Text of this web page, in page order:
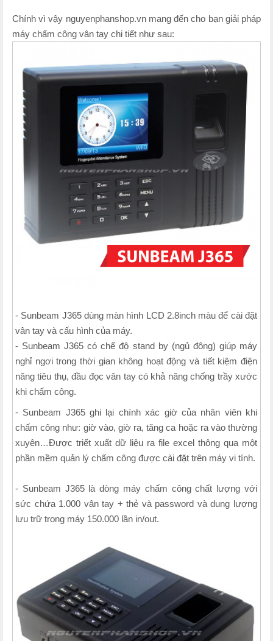
Chính vì vậy nguyenphanshop.vn mang đến cho bạn giải pháp
máy chấm công vân tay chi tiết như sau:
- Sunbeam J365 dùng màn hình LCD 2.8inch màu để cài đặt
vân tay và cấu hình của máy.
- Sunbeam J365 có chế độ stand by (ngủ đông) giúp máy
nghỉ ngơi trong thời gian không hoạt động và tiết kiệm điện
năng tiêu thụ, đầu đọc vân tay có khả năng chống trầy xước
khi chấm công.
- Sunbeam J365 ghi lại chính xác giờ của nhân viên khi
chấm công như: giờ vào, giờ ra, tăng ca hoặc ra vào thường
xuyên…Được triết xuất dữ liệu ra file excel thông qua một
phần mềm quản lý chấm công được cài đặt trên máy vi tính.
- Sunbeam J365 là dòng máy chấm công chất lượng với
sức chứa 1.000 vân tay + thẻ và password và dung lượng
lưu trữ trong máy 150.000 lần in/out.